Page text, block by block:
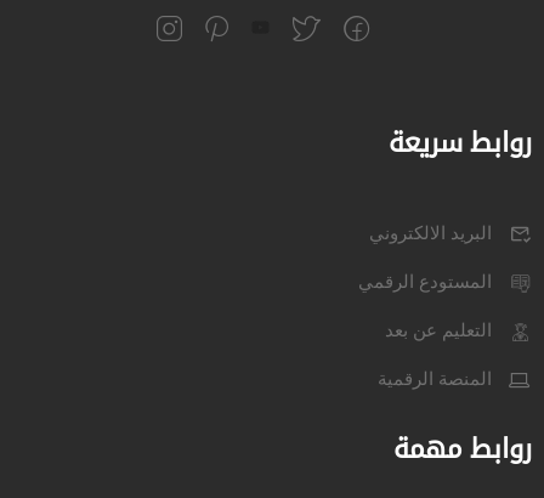
روابط سريعة
البريد الالكتروني
المستودع الرقمي
التعليم عن بعد
المنصة الرقمية
روابط مهمة